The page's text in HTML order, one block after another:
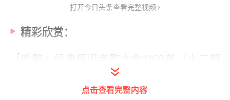
打开今日头条查看完整视频
精彩欣赏：
「听歌」经典怀旧老歌大全1160首（十二期
全），收藏 ‖美友FM-01
点击查看完整内容